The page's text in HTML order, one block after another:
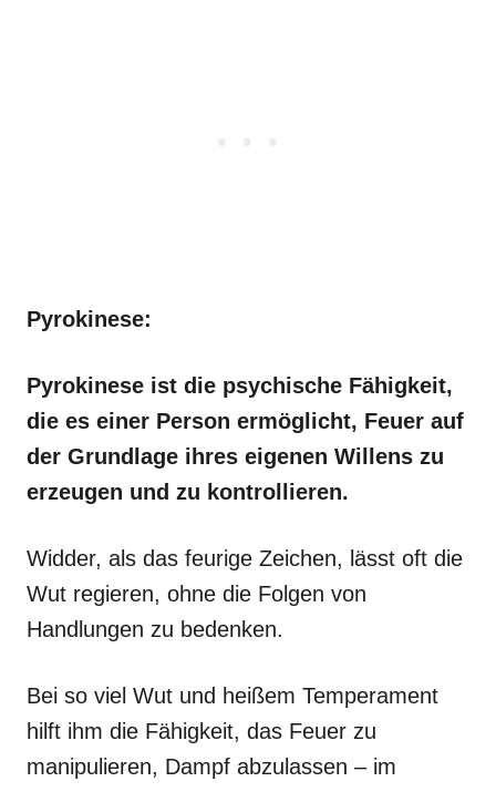
Pyrokinese:
Pyrokinese ist die psychische Fähigkeit,
die es einer Person ermöglicht, Feuer auf
der Grundlage ihres eigenen Willens zu
erzeugen und zu kontrollieren.
Widder, als das feurige Zeichen, lässt oft die
Wut regieren, ohne die Folgen von
Handlungen zu bedenken.
Bei so viel Wut und heißem Temperament
hilft ihm die Fähigkeit, das Feuer zu
manipulieren, Dampf abzulassen – im